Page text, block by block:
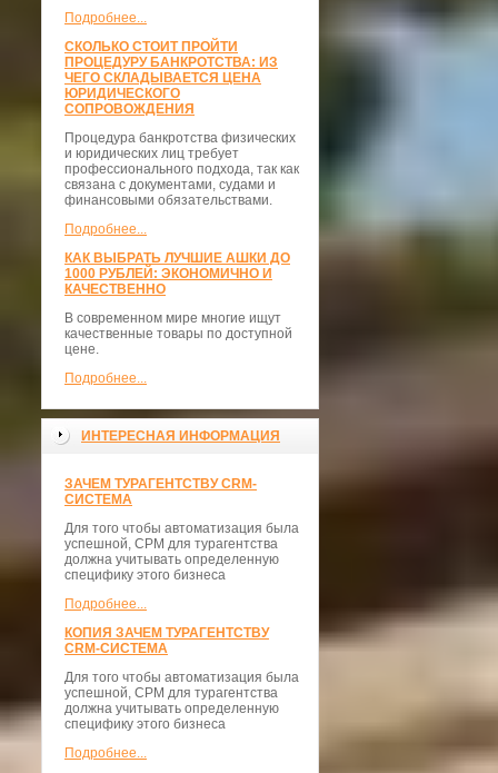
Подробнее...
СКОЛЬКО СТОИТ ПРОЙТИ
ПРОЦЕДУРУ БАНКРОТСТВА: ИЗ
ЧЕГО СКЛАДЫВАЕТСЯ ЦЕНА
ЮРИДИЧЕСКОГО
СОПРОВОЖДЕНИЯ
Процедура банкротства физических
и юридических лиц требует
профессионального подхода, так как
связана с документами, судами и
финансовыми обязательствами.
Подробнее...
КАК ВЫБРАТЬ ЛУЧШИЕ АШКИ ДО
1000 РУБЛЕЙ: ЭКОНОМИЧНО И
КАЧЕСТВЕННО
В современном мире многие ищут
качественные товары по доступной
цене.
Подробнее...
ИНТЕРЕСНАЯ ИНФОРМАЦИЯ
ЗАЧЕМ ТУРАГЕНТСТВУ CRM-
СИСТЕМА
Для того чтобы автоматизация была
успешной, СРМ для турагентства
должна учитывать определенную
специфику этого бизнеса
Подробнее...
КОПИЯ ЗАЧЕМ ТУРАГЕНТСТВУ
CRM-СИСТЕМА
Для того чтобы автоматизация была
успешной, СРМ для турагентства
должна учитывать определенную
специфику этого бизнеса
Подробнее...